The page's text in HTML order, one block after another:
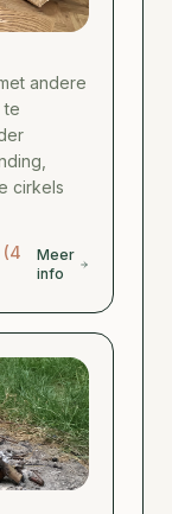
andere
te
cirkels
(4
Meer
info